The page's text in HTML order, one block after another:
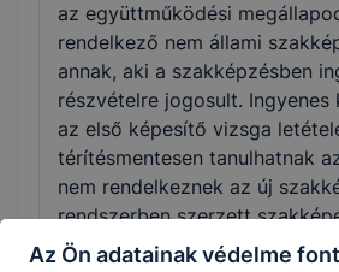
az együttműködési
rendelkező nem állami
annak, aki a szakképzésben
részvételre jogosult. Ingyenes
az első képesítő vizsga
térítésmentesen tanulhatnak
nem rendelkeznek az új
rendszerben szerzett
Az Ön adatainak védelme